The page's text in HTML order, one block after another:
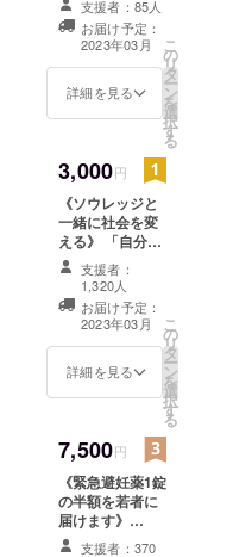
若者のために何
かしたい。」と
思う方が集まれ
ば、社会は変
わっていけま
容 ①1年後メー
ルでの #わたし
たちの緊急避妊
薬 に関する活動
報告(処方人数や
連携団体からの
報告など) ②毎月
1~2回のソウ
レッジのメール
③3年後にメール
での #わたした
ちの緊急避妊薬
若者の行動変容
に関する活動報
告
支援者：85人
お届け予定：
2023年03月
詳細を見る
こ
の
リ
タ
ー
ン
を
選
択
す
る
3,000円
《ソウレッジと
一緒に社会を変
える》 「自分に
できる範囲で、
若者のために何
かしたい。」と
思う方が集まれ
ば、社会は変
す。参加ありが
とうございま
ルでの #わたし
たちの緊急避妊
薬 に関する活動
報告(処方人数や
連携団体からの
報告など) ②毎月
支援者：
1,320人
お届け予定：
2023年03月
詳細を見る
こ
の
リ
タ
ー
ン
を
選
択
す
る
7,500円
《緊急避妊薬1錠
の半額を若者に
届けます》
「7500円出して
支援者：370